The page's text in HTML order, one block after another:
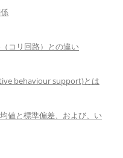
コリ回路）との違い
behaviour support)とは
値と標準偏差、および、い